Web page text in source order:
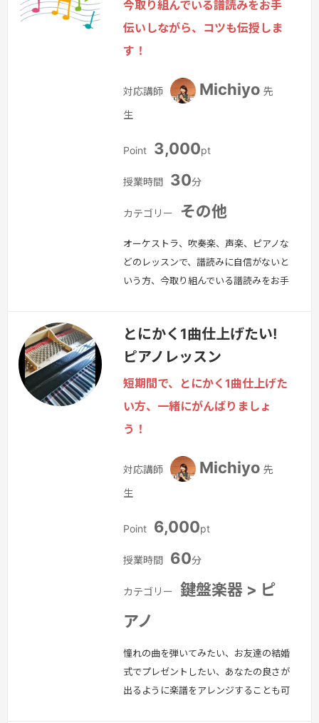
ますように！
続きを見る »
今取り組んでいる譜読みをお手
伝いしながら、コツも伝授しま
す！
対応講師 Michiyo 先
生
Point 3,000pt
授業時間 30分
カテゴリー その他
オーケストラ、吹奏楽、声楽、ピアノな
どのレッスンで、譜読みに自信がないと
いう方、今取り組んでいる譜読みをお手
タリア語、フランス語、ドイツ語、英語
などの歌、対応可能です。）
とにかく1曲仕上げたい!
ピアノレッスン
短期間で、とにかく1曲仕上げた
い方、一緒にがんばりましょ
う！
対応講師 Michiyo 先
生
Point 6,000pt
授業時間 60分
カテゴリー
鍵盤楽器 > ピ
アノ
憧れの曲を弾いてみたい、お友達の結婚
式でプレゼントしたい、あなたの良さが
出るように楽譜をアレンジすることも可